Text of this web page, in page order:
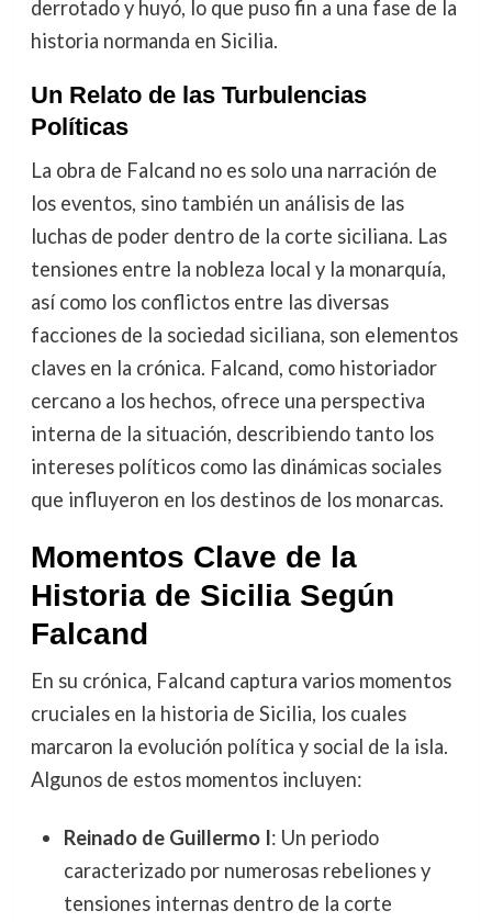
derrotado y huyó, lo que puso fin a una fase de la
historia normanda en Sicilia.
Un Relato de las Turbulencias
Políticas
La obra de Falcand no es solo una narración de
los eventos, sino también un análisis de las
luchas de poder dentro de la corte siciliana. Las
tensiones entre la nobleza local y la monarquía,
así como los conflictos entre las diversas
facciones de la sociedad siciliana, son elementos
claves en la crónica. Falcand, como historiador
cercano a los hechos, ofrece una perspectiva
interna de la situación, describiendo tanto los
intereses políticos como las dinámicas sociales
que influyeron en los destinos de los monarcas.
Momentos Clave de la
Historia de Sicilia Según
Falcand
En su crónica, Falcand captura varios momentos
cruciales en la historia de Sicilia, los cuales
marcaron la evolución política y social de la isla.
Algunos de estos momentos incluyen:
Reinado de Guillermo I: Un periodo
caracterizado por numerosas rebeliones y
tensiones internas dentro de la corte